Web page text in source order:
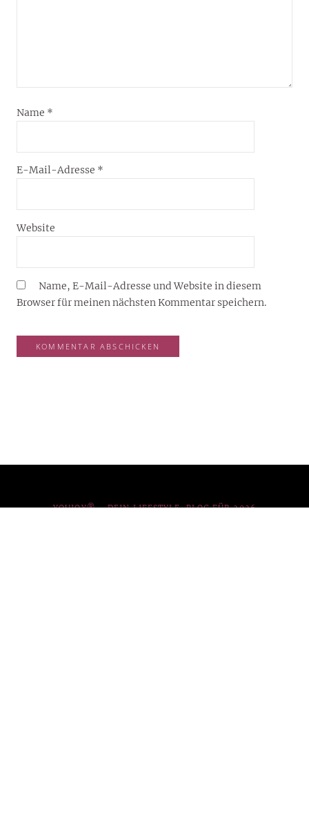
Name *
E-Mail-Adresse *
Website
Name, E-Mail-Adresse und Website in diesem
Browser für meinen nächsten Kommentar speichern.
YOUJOY® – DEIN LIFESTYLE-BLOG FÜR 2026